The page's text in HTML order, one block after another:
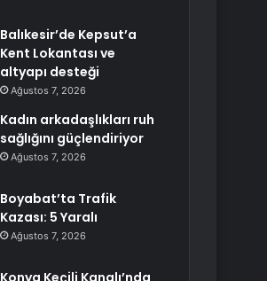
Balıkesir’de Kepsut’a
Kent Lokantası ve
altyapı desteği
Ağustos 7, 2026
Kadın arkadaşlıkları ruh
sağlığını güçlendiriyor
Ağustos 7, 2026
Boyabat’ta Trafik
Kazası: 5 Yaralı
Ağustos 7, 2026
Konya Keçili Kanalı’nda